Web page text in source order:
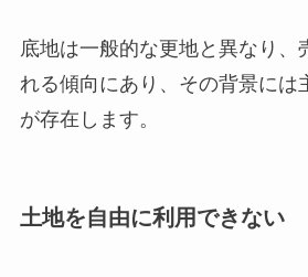
底地は一般的な更地と異なり、
れる傾向にあり、その背景には
が存在します。
土地を自由に利用できない